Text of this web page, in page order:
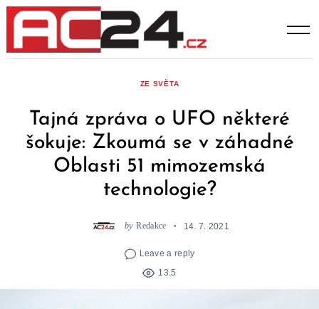
Skip
content
ZE SVĚTA
Tajná zpráva o UFO některé
šokuje: Zkoumá se v záhadné
Oblasti 51 mimozemská
technologie?
by Redakce 14. 7. 2021
Leave a reply
13.5